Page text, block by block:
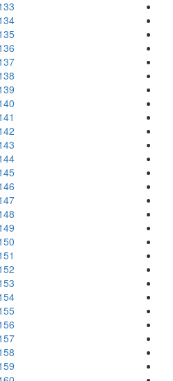
133
134
135
136
137
138
139
140
141
142
143
144
145
146
147
148
149
150
151
152
153
154
155
156
157
158
159